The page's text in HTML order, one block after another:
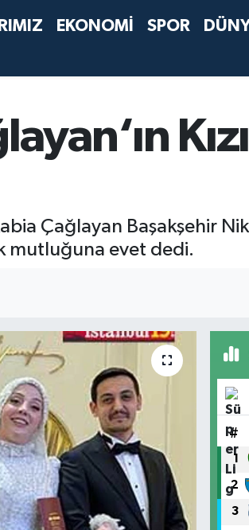
EKONOMİ SPOR
Çağlayan Başakşehir
mutluğuna evet dedi.
#
1
2
3